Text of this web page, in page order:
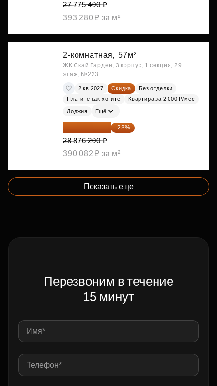
27 775 400 ₽
393 280 ₽ за м²
2-комнатная, 57м²
ЖК Скай Гарден, 3 корпус, 1 секция, 29
этаж, №223
2 кв 2027 Скидка
Без отделки
Платите как хотите
Квартира за 2 000 ₽/мес
Лоджия Ещё
22 234 674 ₽ -23%
28 876 200 ₽
390 082 ₽ за м²
Показать еще
Перезвоним в течение
15 минут